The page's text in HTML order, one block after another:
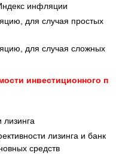
инфляции
для случая простых
для случая сложных
инвестиционного п
лизинга и банк
средств